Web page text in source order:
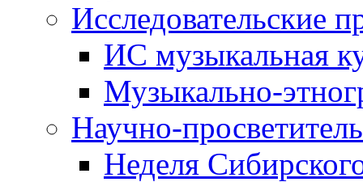
Исследовательские
ИС музыкальная
Музыкально-
Научно-
Неделя